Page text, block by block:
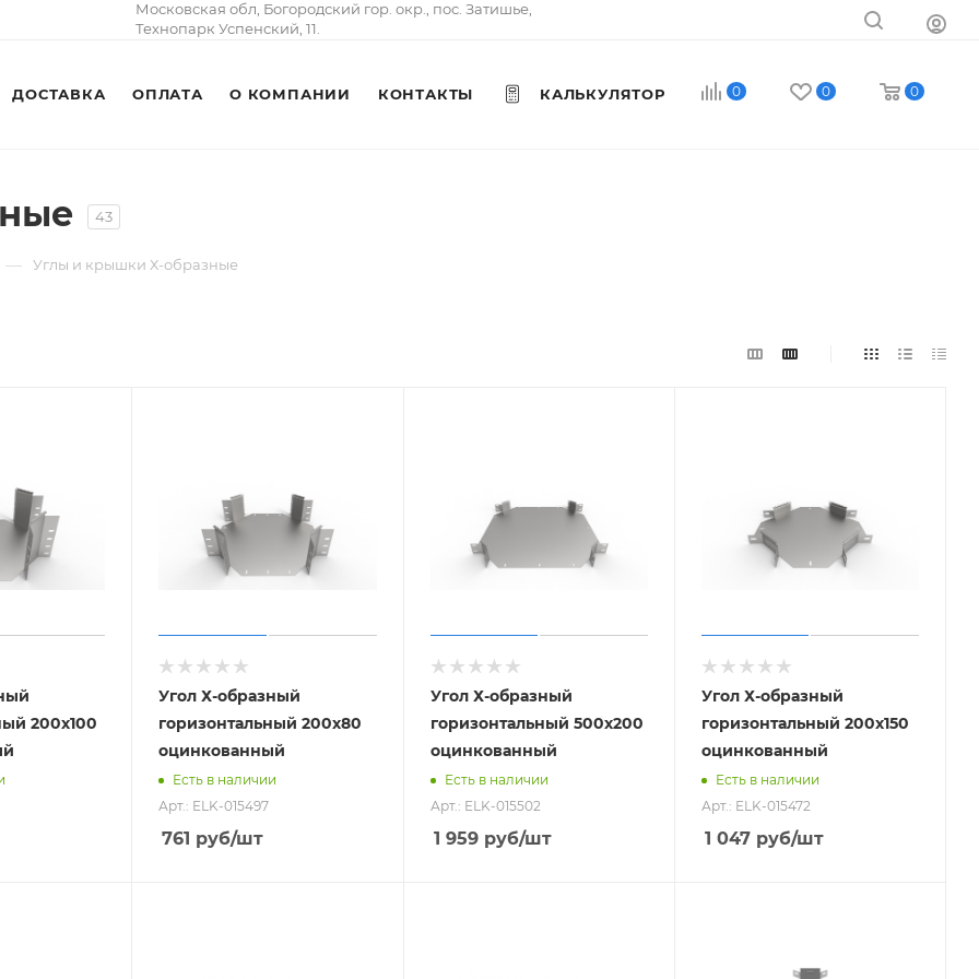
Московская обл, Богородский гор. окр., пос. Затишье,
Технопарк Успенский, 11.
0 0 0
ДОСТАВКА ОПЛАТА О КОМПАНИИ КОНТАКТЫ КАЛЬКУЛЯТОР
43
— Углы и крышки Х-образные
200х100
Угол Х-образный
горизонтальный 200х80
оцинкованный
Есть в наличии
Арт.: ELK-015497
761 руб/шт
Угол Х-образный
горизонтальный 500х200
оцинкованный
Есть в наличии
Арт.: ELK-015502
1 959руб/шт
Угол Х-образный
горизонтальный 200х150
оцинкованный
Есть в наличии
Арт.: ELK-015472
1 047руб/шт